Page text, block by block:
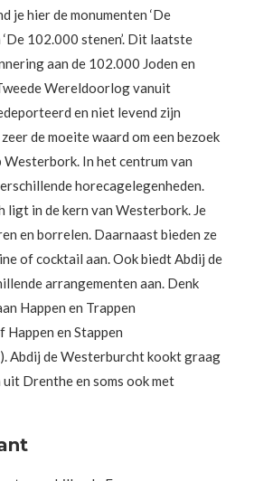
je hier de monumenten ‘De
‘De 102.000 stenen’. Dit laatste
aan de 102.000 Joden en
Wereldoorlog vanuit
en niet levend zijn
de moeite waard om een bezoek
Westerbork. In het centrum van
horecagelegenheden.
ligt in de kern van Westerbork. Je
en borrelen. Daarnaast bieden ze
of cocktail aan. Ook biedt Abdij de
arrangementen aan. Denk
Happen en Trappen
en Stappen
Abdij de Westerburcht kookt graag
Drenthe en soms ook met